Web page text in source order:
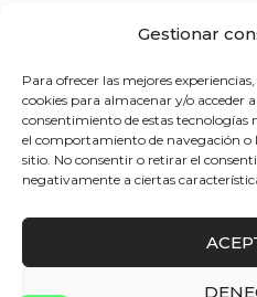
Gestionar
Para ofrecer las mejores
cookies para almacenar y/o acceder
consentimiento de estas
el comportamiento de navegación o
sitio. No consentir o retirar el
negativamente a ciertas
Tu cuenta
Mi cuenta
Carrito
Politica de envio y